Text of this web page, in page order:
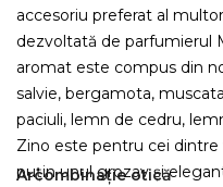
accesoriu preferat al
dezvoltată de parfumierul
aromat este compus din
salvie, bergamota,
paciuli, lemn de cedru,
Zino este pentru cei dintre
puțin unul grozav și
Arcombinație otică